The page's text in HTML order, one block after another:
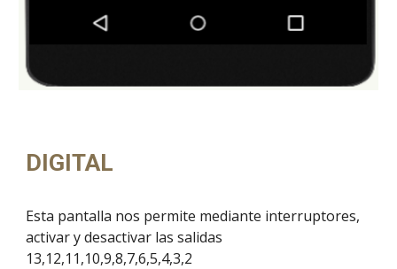
DIGITAL
Esta pantalla nos permite mediante interruptores,
activar y desactivar las salidas
13,12,11,10,9,8,7,6,5,4,3,2